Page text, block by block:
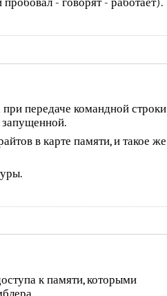
передаче командной строки
в карте памяти, и такое же
к памяти, которыми